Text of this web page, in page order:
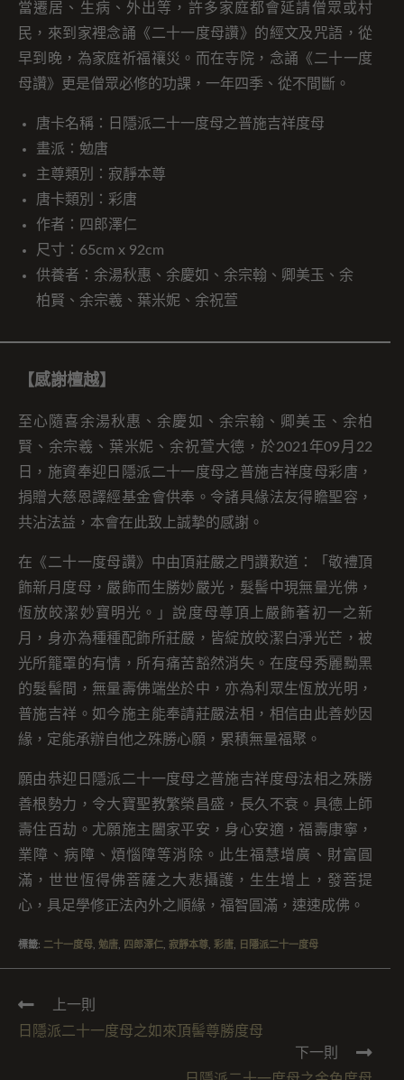
當遷居、生病、外出等，許多家庭都會延請僧眾或村
民，來到家裡念誦《二十一度母讚》的經文及咒語，從
早到晚，為家庭祈福禳災。而在寺院，念誦《二十一度
母讚》更是僧眾必修的功課，一年四季、從不間斷。
唐卡名稱：日隱派二十一度母之普施吉祥度母
畫派：勉唐
主尊類別：寂靜本尊
唐卡類別：彩唐
作者：四郎澤仁
尺寸：65cm x 92cm
供養者：余湯秋惠、余慶如、余宗翰、卿美玉、余
柏賢、余宗羲、葉米妮、余祝萱
【感謝檀越】
至心隨喜余湯秋惠、余慶如、余宗翰、卿美玉、余柏
賢、余宗羲、葉米妮、余祝萱大德，於2021年09月22
日，施資奉迎日隱派二十一度母之普施吉祥度母彩唐，
捐贈大慈恩譯經基金會供奉。令諸具緣法友得瞻聖容，
共沾法益，本會在此致上誠摯的感謝。
在《二十一度母讚》中由頂莊嚴之門讚歎道：「敬禮頂
飾新月度母，嚴飾而生勝妙嚴光，髮髻中現無量光佛，
恆放皎潔妙寶明光。」說度母尊頂上嚴飾著初一之新
月，身亦為種種配飾所莊嚴，皆綻放皎潔白淨光芒，被
光所籠罩的有情，所有痛苦豁然消失。在度母秀麗黝黑
的髮髻間，無量壽佛端坐於中，亦為利眾生恆放光明，
普施吉祥。如今施主能奉請莊嚴法相，相信由此善妙因
緣，定能承辦自他之殊勝心願，累積無量福聚。
願由恭迎日隱派二十一度母之普施吉祥度母法相之殊勝
善根勢力，令大寶聖教繁榮昌盛，長久不衰。具德上師
壽住百劫。尤願施主闔家平安，身心安適，福壽康寧，
業障、病障、煩惱障等消除。此生福慧增廣、財富圓
滿，世世恆得佛菩薩之大悲攝護，生生增上，發菩提
心，具足學修正法內外之順緣，福智圓滿，速速成佛。
標籤: 二十一度母, 勉唐, 四郎澤仁, 寂靜本尊, 彩唐, 日隱派二十一度母
上一則
日隱派二十一度母之如來頂髻尊勝度母
下一則